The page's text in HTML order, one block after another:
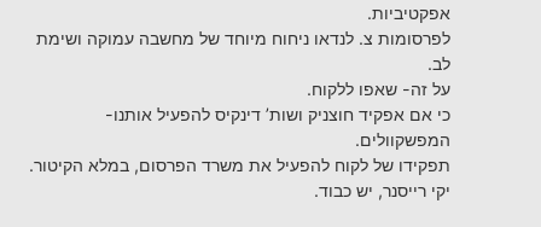
אפקטיביות.
לפרסומות צ. לנדאו ניחוח מיוחד של מחשבה עמוקה ושימת
לב.
על זה- שאפו ללקוח.
כי אם אפקיד חוצניק ושות’ דינקיס להפעיל אותנו-
המפשקוולים.
תפקידו של לקוח להפעיל את משרד הפרסום, במלא הקיטור.
יקי רייסנר, יש כבוד.